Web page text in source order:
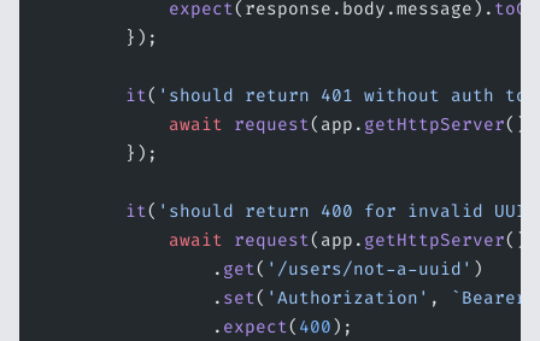
            expect
(response.body.message).
        });
        it
( 'should return 401 without auth
            await
request(app. getHttpServer
        });
        it
( 'should return 400 for invalid
            await
request(app. getHttpServer())
                .
get( '/users/not-a-uuid' )
                .
set( 'Authorization' ,
`Bearer
                .
expect( 400);